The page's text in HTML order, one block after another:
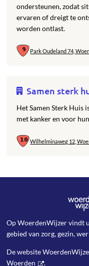
ondersteunen, zodat
ervaren of dreigt te
worden ontlast.
Park Oudeland 74,
Samen sterk
Het Samen Sterk Huis
met kanker en voor
Wilhelminaweg 12,
Op WoerdenWijzer vindt
gebied van zorg, gezin,
De website
Woerden
.